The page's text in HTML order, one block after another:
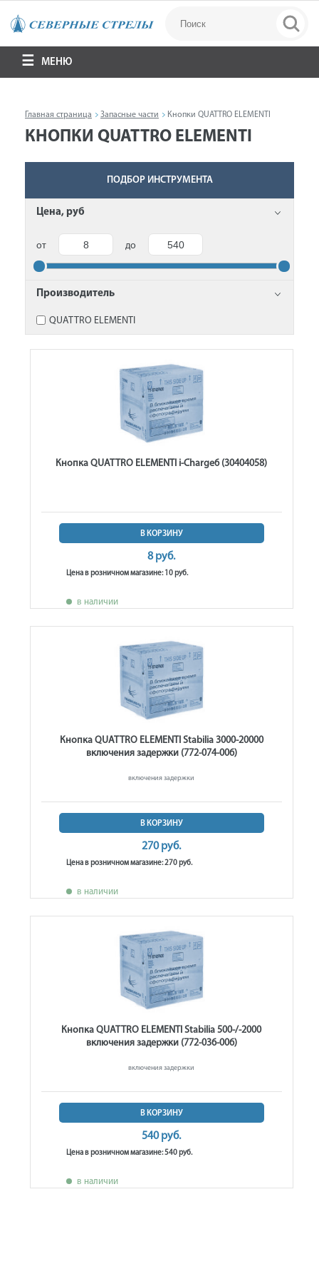
МЕНЮ
Главная страница Запасные части Кнопки QUATTRO ELEMENTI
КНОПКИ QUATTRO ELEMENTI
ПОДБОР ИНСТРУМЕНТА
Цена, руб
от до
Производитель
QUATTRO ELEMENTI
Кнопка QUATTRO ELEMENTI i-Charge6 (30404058)
В КОРЗИНУ
8 руб.
Цена в розничном магазине: 10 руб.
в наличии
Кнопка QUATTRO ELEMENTI Stabilia 3000-20000
включения задержки (772-074-006)
включения задержки
В КОРЗИНУ
270 руб.
Цена в розничном магазине: 270 руб.
в наличии
Кнопка QUATTRO ELEMENTI Stabilia 500-/-2000
включения задержки (772-036-006)
включения задержки
В КОРЗИНУ
540 руб.
Цена в розничном магазине: 540 руб.
в наличии